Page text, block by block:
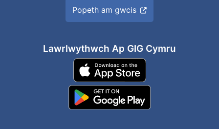
Popeth am gwcis
Lawrlwythwch Ap GIG Cymru